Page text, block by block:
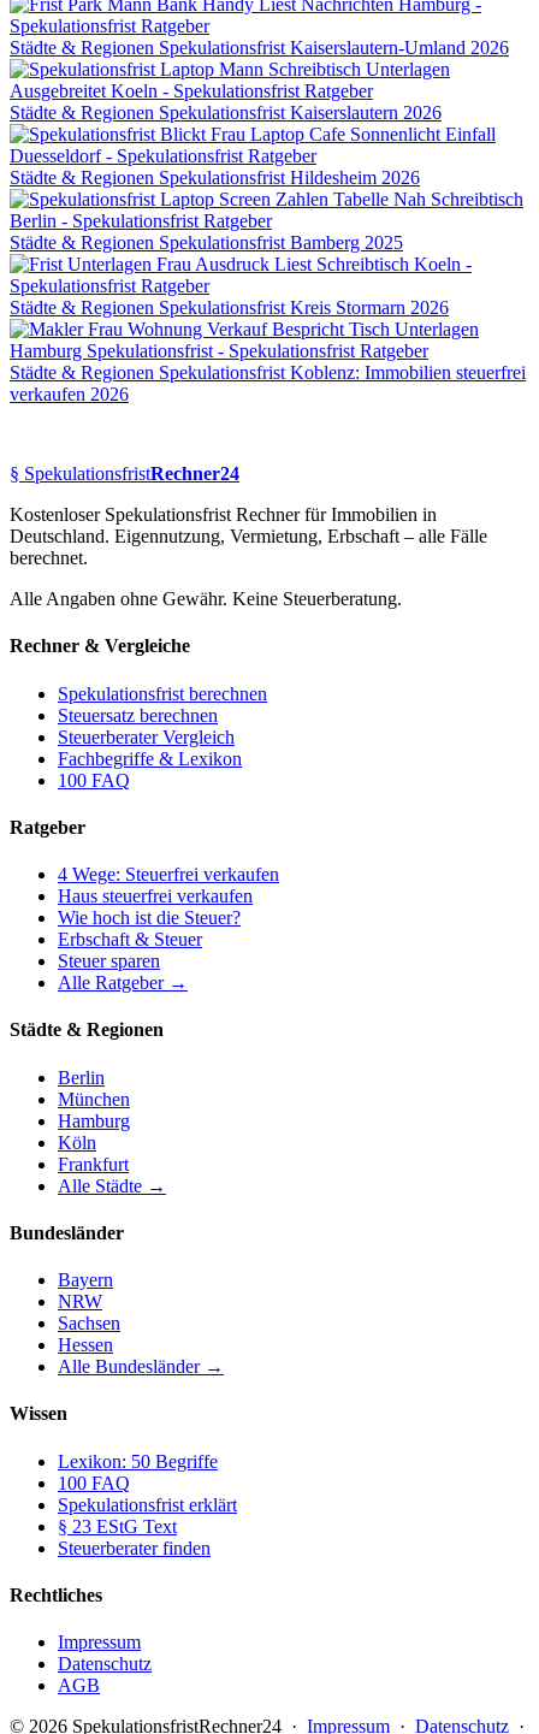
Städte & Regionen Spekulationsfrist Kaiserslautern-Umland 2026
Städte & Regionen Spekulationsfrist Kaiserslautern 2026
Städte & Regionen Spekulationsfrist Hildesheim 2026
Städte & Regionen Spekulationsfrist Bamberg 2025
Städte & Regionen Spekulationsfrist Kreis Stormarn 2026
Städte & Regionen Spekulationsfrist Koblenz: Immobilien steuerfrei
verkaufen 2026
§ SpekulationsfristRechner24
Kostenloser Spekulationsfrist Rechner für Immobilien in
Deutschland. Eigennutzung, Vermietung, Erbschaft – alle Fälle
berechnet.
Alle Angaben ohne Gewähr. Keine Steuerberatung.
Rechner & Vergleiche
Spekulationsfrist berechnen
Steuersatz berechnen
Steuerberater Vergleich
Fachbegriffe & Lexikon
100 FAQ
Ratgeber
4 Wege: Steuerfrei verkaufen
Haus steuerfrei verkaufen
Wie hoch ist die Steuer?
Erbschaft & Steuer
Steuer sparen
Alle Ratgeber →
Städte & Regionen
Berlin
München
Hamburg
Köln
Frankfurt
Alle Städte →
Bundesländer
Bayern
NRW
Sachsen
Hessen
Alle Bundesländer →
Wissen
Lexikon: 50 Begriffe
100 FAQ
Spekulationsfrist erklärt
§ 23 EStG Text
Steuerberater finden
Rechtliches
Impressum
Datenschutz
AGB
© 2026 SpekulationsfristRechner24 · Impressum · Datenschutz ·